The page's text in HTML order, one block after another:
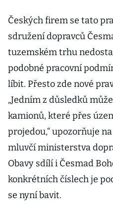
Českých firem se tato
sdružení dopravců
tuzemském trhu
podobné pracovní
líbit. Přesto zde nové
„Jedním z důsledků
kamionů, které přes
projedou,“ upozorňuje
mluvčí ministerstva
Obavy sdílí i Česmad
konkrétních číslech je
se nyní bavit.